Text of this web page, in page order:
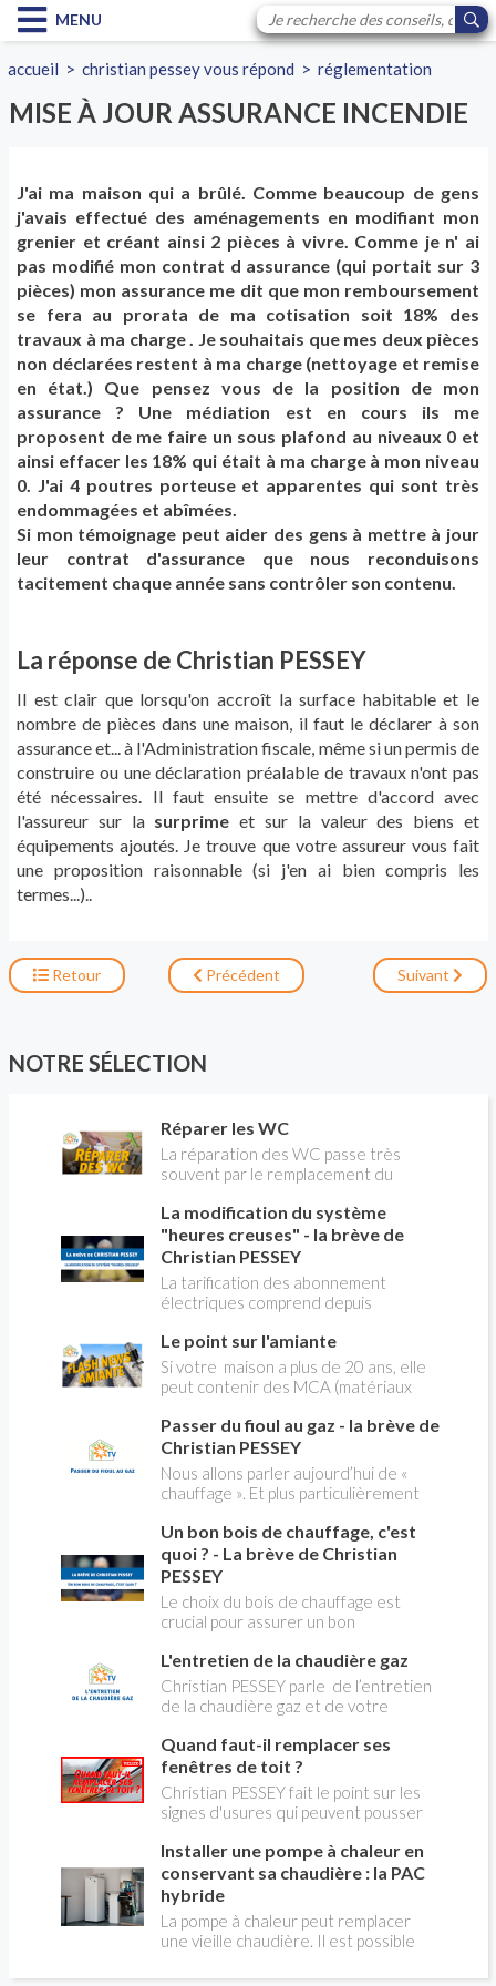
MENU
accueil >christian pessey vous répond >réglementation
MISE À JOUR ASSURANCE INCENDIE
J'ai ma maison qui a brûlé. Comme beaucoup de gens
j'avais effectué des aménagements en modifiant mon
grenier et créant ainsi 2 pièces à vivre. Comme je n' ai
pas modifié mon contrat d assurance (qui portait sur 3
pièces) mon assurance me dit que mon remboursement
se fera au prorata de ma cotisation soit 18% des
travaux à ma charge . Je souhaitais que mes deux pièces
non déclarées restent à ma charge (nettoyage et remise
en état.) Que pensez vous de la position de mon
assurance ? Une médiation est en cours ils me
proposent de me faire un sous plafond au niveaux 0 et
ainsi effacer les 18% qui était à ma charge à mon niveau
0. J'ai 4 poutres porteuse et apparentes qui sont très
endommagées et abîmées.
Si mon témoignage peut aider des gens à mettre à jour
leur contrat d'assurance que nous reconduisons
tacitement chaque année sans contrôler son contenu.
La réponse de Christian PESSEY
Il est clair que lorsqu'on accroît la surface habitable et le
nombre de pièces dans une maison, il faut le déclarer à son
assurance et... à l'Administration fiscale, même si un permis de
construire ou une déclaration préalable de travaux n'ont pas
été nécessaires. Il faut ensuite se mettre d'accord avec
l'assureur sur la surprime et sur la valeur des biens et
équipements ajoutés. Je trouve que votre assureur vous fait
une proposition raisonnable (si j'en ai bien compris les
termes...)..
Retour Précédent Suivant
NOTRE SÉLECTION
Réparer les WC
La réparation des WC passe très
souvent par le remplacement du
expliquer
La modification du système
"heures creuses" - la brève de
Christian PESSEY
La tarification des abonnement
électriques comprend depuis
pleines, heures creuses. Aujourd'hui
Christian PESSEY vous explique tout
ce qu'il faut savoir sur la nouvelle
modification du système "heures
creuses" qui concerne près de 15
millions de Français !
Le point sur l'amiante
Si votre maison a plus de 20 ans, elle
peut contenir des MCA (matériaux
panique, on fait le point dans notre
flash news n°3 spéciale Amiante et
ses dangers avec Christian Pessey
Passer du fioul au gaz - la brève de
Christian PESSEY
Nous allons parler aujourd’hui de «
chauffage ». Et plus particulièrement
aborder l’abandon du fioul au profit du
gaz.
Un bon bois de chauffage, c'est
quoi ? - La brève de Christian
PESSEY
Le choix du bois de chauffage est
crucial pour assurer un bon
l'impact environnemental. Mais
comment reconnaître un bois de
qualité ? Plusieurs critères entrent en
jeu : le type d'essence, le taux
d'humidité, la densité et la saison de
coupe.
L'entretien de la chaudière gaz
Christian PESSEY parle de l’entretien
de la chaudière gaz et de votre
avez un système par radiateurs ou un
plancher chauffant, qui sont alimentés
par une chaudière au gaz, vous devez
faire entretenir celle-ci une fois par
an, que vous soyez locataire ou
propriétaire occupant. C’est la même
chose pour un chauffe-bains au gaz.
C’est une obligation légale. Si vous ne
le faites pas, votre responsabilité
pourra être engagée en cas
d’accident, et vous ne serez pas
Quand faut-il remplacer ses
fenêtres de toit ?
Christian PESSEY fait le point sur les
signes d'usures qui peuvent pousser
toit. En remplaçant vos fenêtre de toit
vous ferez des économies de
chauffage et vous améliorerez le
confort des combles qui en sont
équipées.
Installer une pompe à chaleur en
conservant sa chaudière : la PAC
hybride
La pompe à chaleur peut remplacer
une vieille chaudière. Il est possible
l'énergie initialement utilisée (gaz ou